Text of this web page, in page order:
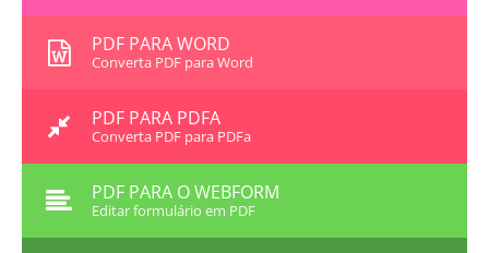
PDF PARA WORD
Converta PDF para Word
PDF PARA PDFA
Converta PDF para PDFa
PDF PARA O WEBFORM
Editar formulário em PDF